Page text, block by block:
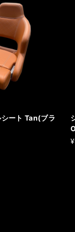
ート Tan(ブラ